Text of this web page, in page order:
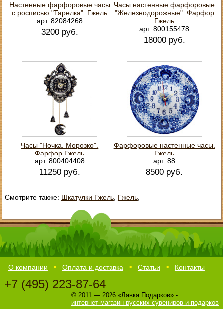
Настенные фарфоровые часы
с росписью "Тарелка". Гжель
арт. 82084268
3200 руб.
Часы настенные фарфоровые
"Железнодорожные". Фарфор
Гжель
арт. 800155478
18000 руб.
Часы "Ночка. Морозко".
Фарфор Гжель
арт. 800404408
11250 руб.
Фарфоровые настенные часы.
Гжель
арт. 88
8500 руб.
Смотрите также: Шкатулки Гжель, Гжель,
О компании Оплата и доставка Статьи Контакты
+7 (495) 223-87-64
© 2011 — 2026 «Лавка Подарков» -
интернет-магазин русских сувениров и подарков